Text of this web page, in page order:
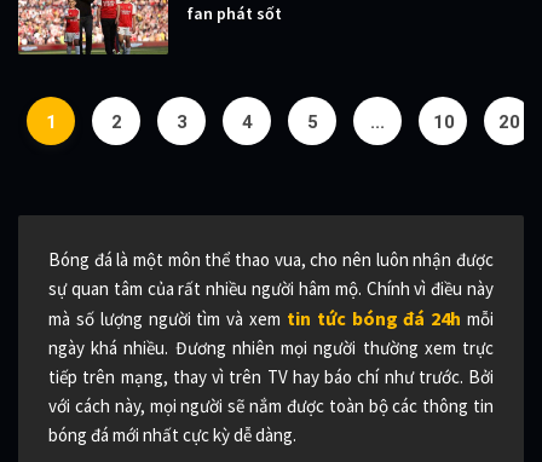
fan phát sốt
1 2 3 4 5 ... 10 20
Bóng đá là một môn thể thao vua, cho nên luôn nhận được
sự quan tâm của rất nhiều người hâm mộ. Chính vì điều này
mà số lượng người tìm và xem tin tức bóng đá 24h mỗi
ngày khá nhiều. Đương nhiên mọi người thường xem trực
tiếp trên mạng, thay vì trên TV hay báo chí như trước. Bởi
với cách này, mọi người sẽ nắm được toàn bộ các thông tin
bóng đá mới nhất cực kỳ dễ dàng.